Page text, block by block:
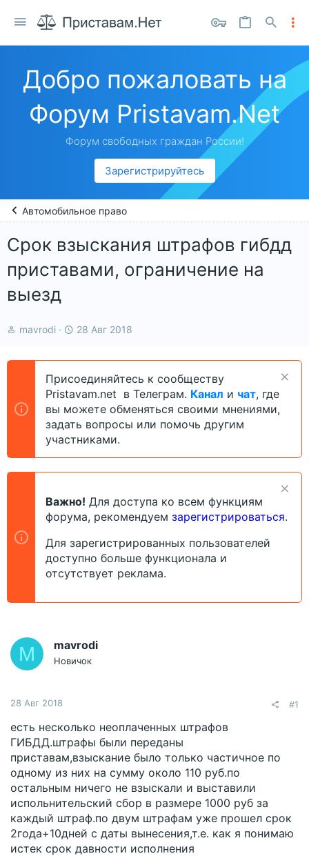
Добро пожаловать на
Форум Pristavam.Net
Форум свободных граждан России!
Зарегистрируйтесь
Автомобильное право
Срок взыскания штрафов гибдд
приставами, ограничение на
выезд
А
е
mavrodi
Д
н
а
ч
а
а
28 Авг 2018
Присоединяйтесь к сообществу
Pristavam.net в Телеграм. Канал и чат, где
вы можете обменяться своими мнениями,
задать вопросы или помочь другим
участниками.
Важно! Для доступа ко всем функциям
форума, рекомендуем зарегистрироваться.
Для зарегистрированных пользователей
доступно больше функционала и
отсутствует реклама.
M mavrodi
Новичок
28 Авг 2018 #1
есть несколько неоплаченных штрафов
ГИБДД.штрафы были переданы
приставам,взыскание было только частичное по
одному из них на сумму около 110 руб.по
остальным ничего не взыскали и выставили
испольнительский сбор в размере 1000 руб за
каждый штраф.по двум штрафам уже прошел срок
2года+10дней с даты вынесения,т.е. как я понимаю
истек срок давности исполнения